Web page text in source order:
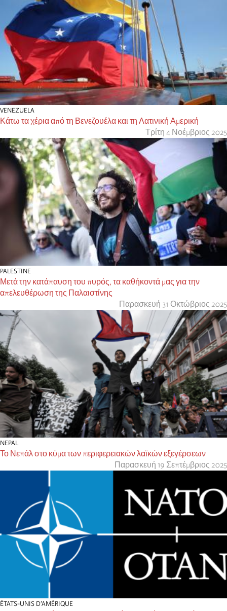
VENEZUELA
Κάτω τα χέρια από τη Βενεζουέλα και τη Λατινική Αμερική
Τρίτη 4 Νοέμβριος 2025
PALESTINE
Μετά την κατάπαυση του πυρός, τα καθήκοντά μας για την
απελευθέρωση της Παλαιστίνης
Παρασκευή 31 Οκτώβριος 2025
NEPAL
Το Νεπάλ στο κύμα των περιφερειακών λαϊκών εξεγέρσεων
Παρασκευή 19 Σεπτέμβριος 2025
ÉTATS-UNIS D’AMÉRIQUE